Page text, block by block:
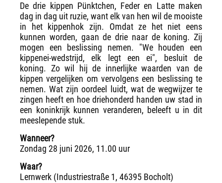
De drie kippen Pünktchen, Feder en Latte maken
dag in dag uit ruzie, want elk van hen wil de mooiste
in het kippenhok zijn. Omdat ze het niet eens
kunnen worden, gaan de drie naar de koning. Zij
mogen een beslissing nemen. "We houden een
kippenei-wedstrijd, elk legt een ei", besluit de
koning. Zo wil hij de innerlijke waarden van de
kippen vergelijken om vervolgens een beslissing te
nemen. Wat zijn oordeel luidt, wat de wegwijzer te
zingen heeft en hoe driehonderd handen uw stad in
een koninkrijk kunnen veranderen, beleeft u in dit
meeslepende stuk.
Wanneer?
Zondag 28 juni 2026, 11.00 uur
Waar?
Lernwerk (Industriestraße 1, 46395 Bocholt)